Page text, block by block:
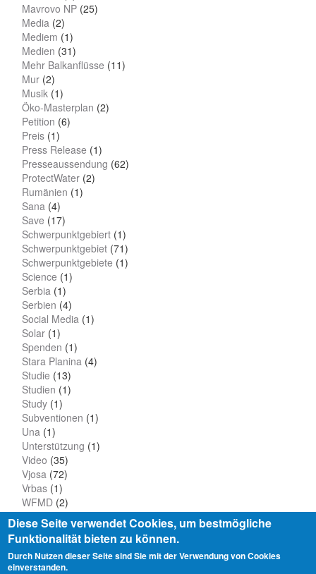
Mavrovo NP (25)
Media (2)
Mediem (1)
Medien (31)
Mehr Balkanflüsse (11)
Mur (2)
Musik (1)
Öko-Masterplan (2)
Petition (6)
Preis (1)
Press Release (1)
Presseaussendung (62)
ProtectWater (2)
Rumänien (1)
Sana (4)
Save (17)
Schwerpunktgebiert (1)
Schwerpunktgebiet (71)
Schwerpunktgebiete (1)
Science (1)
Serbia (1)
Serbien (4)
Social Media (1)
Solar (1)
Spenden (1)
Stara Planina (4)
Studie (13)
Studien (1)
Study (1)
Subventionen (1)
Una (1)
Unterstützung (1)
Video (35)
Vjosa (72)
Vrbas (1)
WFMD (2)
Wissenschaft (11)
Diese Seite verwendet Cookies, um bestmögliche
Funktionalität bieten zu können.
Durch Nutzen dieser Seite sind Sie mit der Verwendung von Cookies
einverstanden.